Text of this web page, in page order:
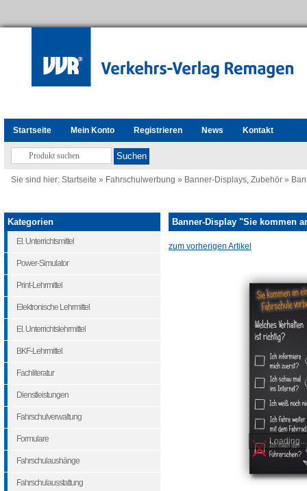
Startseite Mein Konto Registrieren News Kontakt
Sie sind hier: Startseite » Fahrschulwerbung » Banner-Displays, Zubehör »
Banner-Display "Sie kommen
zum vorherigen Artikel
Loading...
Kategorien
El. Unterrichtsmittel
Power-Simulator
Print-Lehrmittel
Elektronische Lehrmittel
El. Unterrichtslehrmittel
BKF-Lehrmittel
Fachliteratur
Dienstleistungen
Fahrschulverwaltung
Formulare
Fahrschulaushänge
Fahrschulausstattung